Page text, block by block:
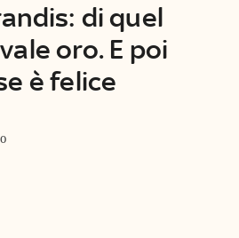
di quel
oro. E poi
è felice